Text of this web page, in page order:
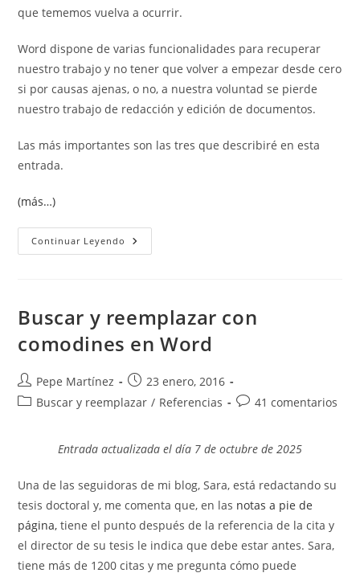
que tememos vuelva a ocurrir.
Word dispone de varias funcionalidades para recuperar
nuestro trabajo y no tener que volver a empezar desde cero
si por causas ajenas, o no, a nuestra voluntad se pierde
nuestro trabajo de redacción y edición de documentos.
Las más importantes son las tres que describiré en esta
entrada.
(más…)
Continuar Leyendo Cómo
Recuperar
Guardados
En
Buscar y reemplazar con
comodines en Word
Autor
de
Pepe Martínez
Publicación
de
23 enero, 2016
Categoría
entrada:
Buscar y reemplazar / Referencias
Comentarios
entrada:
41 comentarios
Entrada actualizada el día 7 de octubre de 2025
Una de las seguidoras de mi blog, Sara, está redactando su
tesis doctoral y, me comenta que, en las notas a pie de
página, tiene el punto después de la referencia de la cita y
el director de su tesis le indica que debe estar antes. Sara,
tiene más de 1200 citas y me pregunta cómo puede